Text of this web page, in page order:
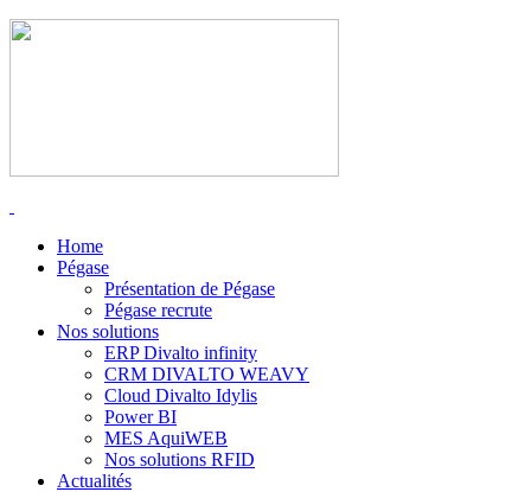
Home
Pégase
Présentation de Pégase
Pégase recrute
Nos solutions
ERP Divalto infinity
CRM DIVALTO WEAVY
Cloud Divalto Idylis
Power BI
MES AquiWEB
Nos solutions RFID
Actualités